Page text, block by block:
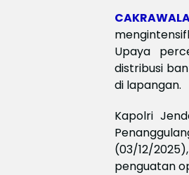
Upaya
distribusi
di lapangan.
Kapolri
(03/12/
penguatan